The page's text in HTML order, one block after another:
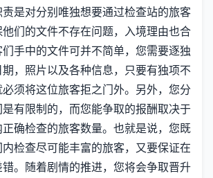
是对分别唯独想要通过检查站的旅客
们的文件不存在问题，入境理由也合
手中的文件可并不简单，您需要逐独
，照片以及各种信息，只要有独项不
须将这位旅客拒之门外。另外，您分
有限制的，而您能争取的报酬取决于
确检查的旅客数量。也就是说，您既
检查尽可能丰富的旅客，又要保证在
。随着剧情的推进，您将会争取晋升